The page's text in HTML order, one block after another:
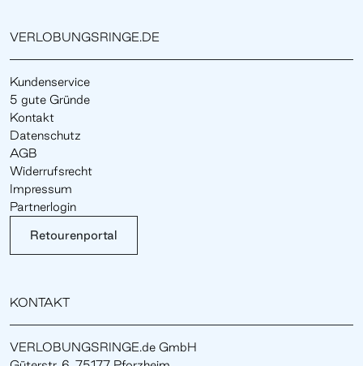
VERLOBUNGSRINGE.DE
Kundenservice
5 gute Gründe
Kontakt
Datenschutz
AGB
Widerrufsrecht
Impressum
Partnerlogin
Retourenportal
KONTAKT
VERLOBUNGSRINGE.de GmbH